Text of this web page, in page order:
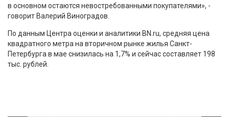
в основном остаются невостребованными покупателями», -
говорит Валерий Виноградов.
По данным Центра оценки и аналитики BN.ru, средняя цена
квадратного метра на вторичном рынке жилья Санкт-
Петербурга в мае снизилась на 1,7% и сейчас составляет 198
тыс. рублей.